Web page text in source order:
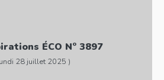
ÉCO N° 3897
28 juillet 2025 )